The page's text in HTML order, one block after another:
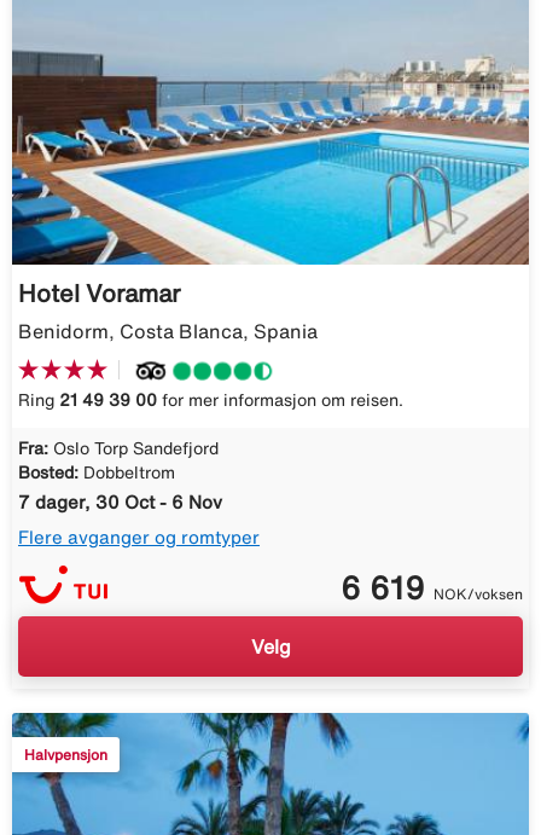
Hotel Voramar
Benidorm, Costa Blanca, Spania
Ring 21 49 39 00 for mer informasjon om reisen.
Fra: Oslo Torp Sandefjord
Bosted: Dobbeltrom
7 dager, 30 Oct - 6 Nov
Flere avganger og romtyper
6 619 NOK/voksen
Velg
Halvpensjon